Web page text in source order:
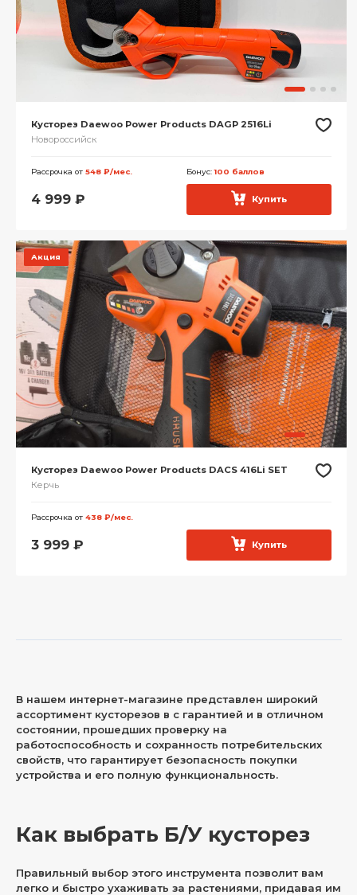
Кусторез Daewoo Power Products DAGP 2516Li
Новороссийск
Рассрочка от 548 ₽/мес. Бонус:100 баллов
4 999 ₽ Купить
Акция
Кусторез Daewoo Power Products DACS 416Li SET
Керчь
Рассрочка от 438 ₽/мес.
3 999 ₽ Купить
В нашем интернет-магазине представлен широкий
ассортимент кусторезов в с гарантией и в отличном
состоянии, прошедших проверку на
работоспособность и сохранность потребительских
свойств, что гарантирует безопасность покупки
устройства и его полную функциональность.
Как выбрать Б/У кусторез
Правильный выбор этого инструмента позволит вам
легко и быстро ухаживать за растениями, придавая им